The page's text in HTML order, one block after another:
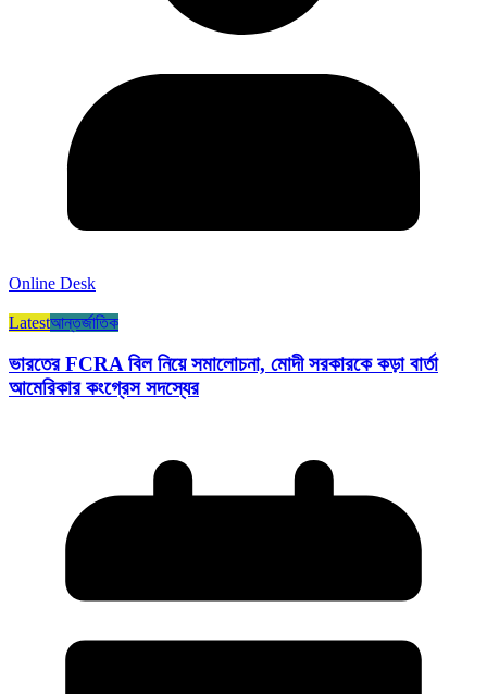
Online Desk
Latestআন্তর্জাতিক
ভারতের FCRA বিল নিয়ে সমালোচনা, মোদী সরকারকে কড়া বার্তা
আমেরিকার কংগ্রেস সদস্যের